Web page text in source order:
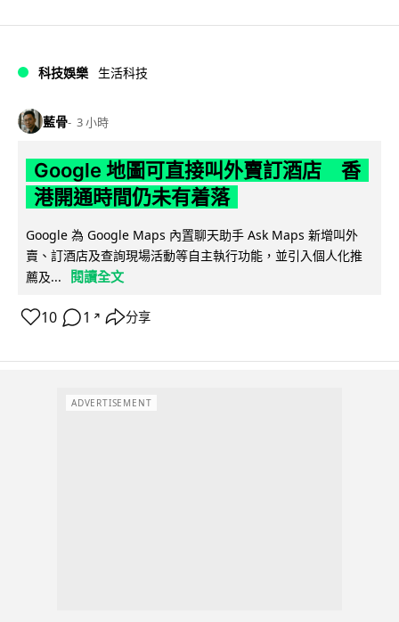
科技娛樂 生活科技
藍骨 3 小時
Google 地圖可直接叫外賣訂酒店 香
港開通時間仍未有着落
Google 為 Google Maps 內置聊天助手 Ask Maps 新增叫外
賣、訂酒店及查詢現場活動等自主執行功能，並引入個人化推
薦及...
閱讀全文
10 1 ↗ 分享
ADVERTISEMENT